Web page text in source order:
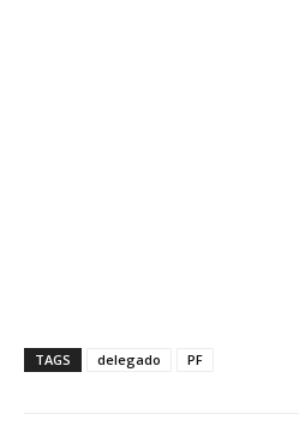
TAGS delegado PF